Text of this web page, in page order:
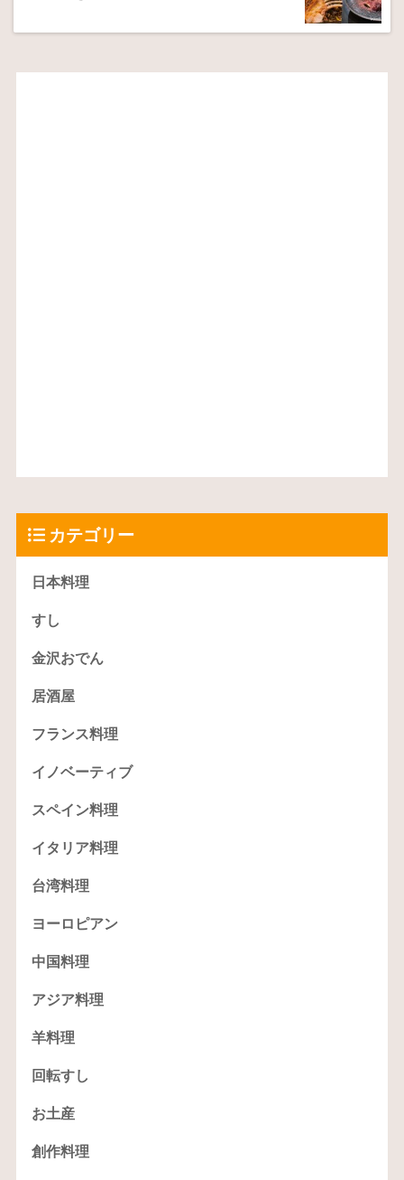
カテゴリー
日本料理
すし
金沢おでん
居酒屋
フランス料理
イノベーティブ
スペイン料理
イタリア料理
台湾料理
ヨーロピアン
中国料理
アジア料理
羊料理
回転すし
お土産
創作料理